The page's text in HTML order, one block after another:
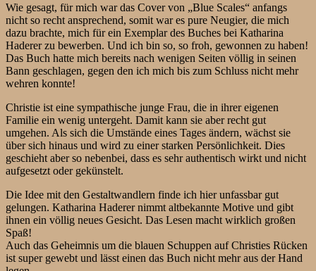
Wie gesagt, für mich war das Cover von „Blue Scales“ anfangs
nicht so recht ansprechend, somit war es pure Neugier, die mich
dazu brachte, mich für ein Exemplar des Buches bei Katharina
Haderer zu bewerben. Und ich bin so, so froh, gewonnen zu haben!
Das Buch hatte mich bereits nach wenigen Seiten völlig in seinen
Bann geschlagen, gegen den ich mich bis zum Schluss nicht mehr
wehren konnte!
Christie ist eine sympathische junge Frau, die in ihrer eigenen
Familie ein wenig untergeht. Damit kann sie aber recht gut
umgehen. Als sich die Umstände eines Tages ändern, wächst sie
über sich hinaus und wird zu einer starken Persönlichkeit. Dies
geschieht aber so nebenbei, dass es sehr authentisch wirkt und nicht
aufgesetzt oder gekünstelt.
Die Idee mit den Gestaltwandlern finde ich hier unfassbar gut
gelungen. Katharina Haderer nimmt altbekannte Motive und gibt
ihnen ein völlig neues Gesicht. Das Lesen macht wirklich großen
Spaß!
Auch das Geheimnis um die blauen Schuppen auf Christies Rücken
ist super gewebt und lässt einen das Buch nicht mehr aus der Hand